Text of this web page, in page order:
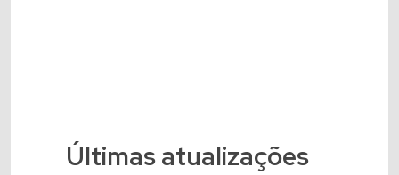
Últimas atualizações